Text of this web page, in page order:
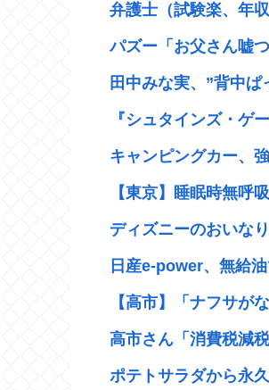
弁護士（試験楽、年
パズー「お父さん嘘
田中みな実、”背中
『シュタインズ・ゲ
キャンピングカー、
【東京】睡眠時無呼
ディズニーのおいな
日産e-power、無給
【高市】「ナフサが
高市さん「消費税減
ポテトサラダから永